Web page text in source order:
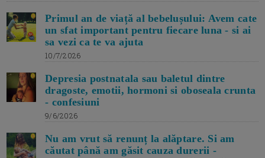
Primul an de viață al bebelușului: Avem cate
un sfat important pentru fiecare luna - si ai
sa vezi ca te va ajuta
10/7/2026
Depresia postnatala sau baletul dintre
dragoste, emotii, hormoni si oboseala crunta
- confesiuni
9/6/2026
Nu am vrut să renunț la alăptare. Si am
căutat până am găsit cauza durerii -